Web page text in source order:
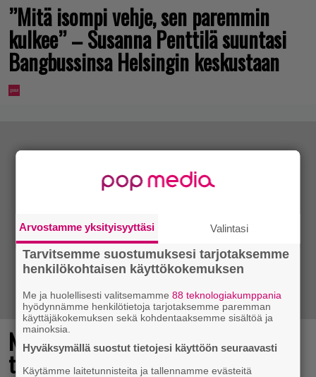
”Mitä isompi vehje, sen paremmin
kulkee” – Susanna Penttilä suuntasi
Bangbussinsa Helsingin keskustaan
Nyt ilmaiseksi Steamissa – nappaa
tämä avaruusseikkailu välittömästi
Arvostamme yksityisyyttäsi Valintasi
Tarvitsemme suostumuksesi tarjotaksemme
henkilökohtaisen käyttökokemuksen
Me ja huolellisesti valitsemamme88 teknologiakumppania
hyödynnämme henkilötietoja tarjotaksemme paremman
käyttäjäkokemuksen sekä kohdentaaksemme sisältöä ja
mainoksia.
Hyväksymällä suostut tietojesi käyttöön seuraavasti
Käytämme laitetunnisteita ja tallennamme evästeitä